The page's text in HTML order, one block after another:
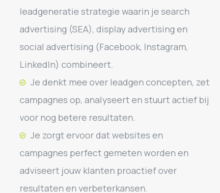
leadgeneratie strategie waarin je search
advertising (SEA), display advertising en
social advertising (Facebook, Instagram,
LinkedIn) combineert.
Je denkt mee over leadgen concepten, zet
campagnes op, analyseert en stuurt actief bij
voor nog betere resultaten.
Je zorgt ervoor dat websites en
campagnes perfect gemeten worden en
adviseert jouw klanten proactief over
resultaten en verbeterkansen.